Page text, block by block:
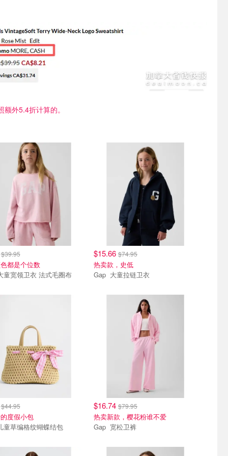
外5.4折计算的。
$39.95
都是个位数
大童宽领卫衣 法式毛圈布
$15.66 $74.95
热卖款，史低
Gap 大童拉链卫衣
$44.95
度假小包
儿童草编格纹蝴蝶结包
$16.74 $79.95
热卖新款，樱花粉谁不爱
Gap 宽松卫裤